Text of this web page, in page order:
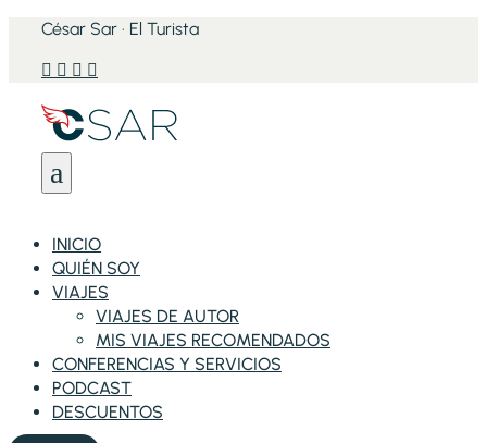
César Sar · El Turista
   
a
INICIO
QUIÉN SOY
VIAJES
VIAJES DE AUTOR
MIS VIAJES RECOMENDADOS
CONFERENCIAS Y SERVICIOS
PODCAST
DESCUENTOS